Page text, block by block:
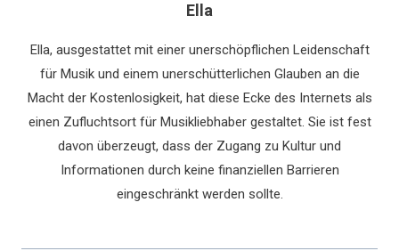
Ella
Ella, ausgestattet mit einer unerschöpflichen Leidenschaft
für Musik und einem unerschütterlichen Glauben an die
Macht der Kostenlosigkeit, hat diese Ecke des Internets als
einen Zufluchtsort für Musikliebhaber gestaltet. Sie ist fest
davon überzeugt, dass der Zugang zu Kultur und
Informationen durch keine finanziellen Barrieren
eingeschränkt werden sollte.